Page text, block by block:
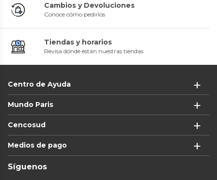
Cambios y Devoluciones
Conoce cómo pedirlos
Tiendas y horarios
Revisa dónde están nuestras tiendas
Centro de Ayuda
Mundo Paris
Cencosud
Medios de pago
Síguenos